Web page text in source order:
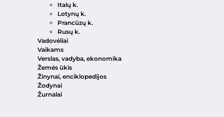
Italų k.
Lotynų k.
Prancūzų k.
Rusų k.
Vadovėliai
Vaikams
Verslas, vadyba, ekonomika
Žemės ūkis
Žinynai, enciklopedijos
Žodynai
Žurnalai